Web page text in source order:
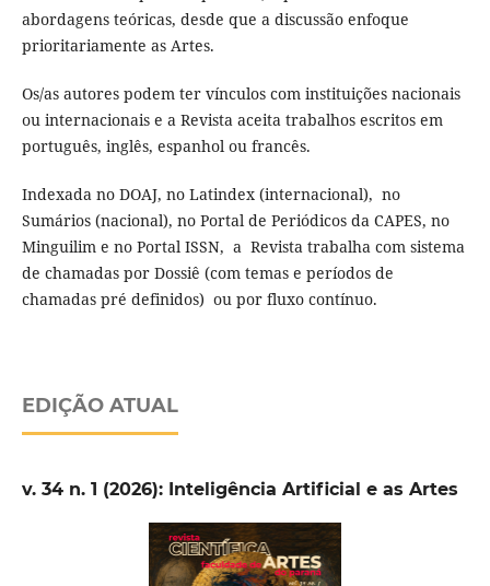
abordagens teóricas, desde que a discussão enfoque
prioritariamente as Artes.
Os/as autores podem ter vínculos com instituições nacionais
ou internacionais e a Revista aceita trabalhos escritos em
português, inglês, espanhol ou francês.
Indexada no DOAJ, no Latindex (internacional), no
Sumários (nacional), no Portal de Periódicos da CAPES, no
Minguilim e no Portal ISSN, a Revista trabalha com sistema
de chamadas por Dossiê (com temas e períodos de
chamadas pré definidos) ou por fluxo contínuo.
EDIÇÃO ATUAL
v. 34 n. 1 (2026): Inteligência Artificial e as Artes